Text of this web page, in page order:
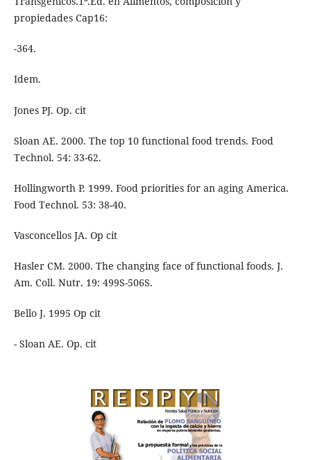
propiedades Cap16:
-364.
Idem.
Jones PJ. Op. cit
Sloan AE. 2000. The top 10 functional food trends. Food
Technol. 54: 33-62.
Hollingworth P. 1999. Food priorities for an aging America.
Food Technol. 53: 38-40.
Vasconcellos JA. Op cit
Hasler CM. 2000. The changing face of functional foods. J.
Am. Coll. Nutr. 19: 499S-506S.
Bello J. 1995 Op cit
- Sloan AE. Op. cit